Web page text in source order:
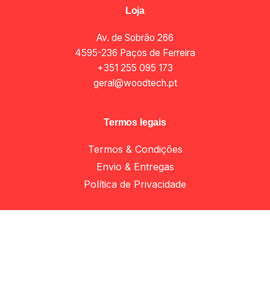
Corrediças e gavetas Add to cart
Loja
Av. de Sobrão 266
4595-236 Paços de Ferreira
+351 255 095 173
geral@woodtech.pt
Termos legais
Termos & Condições
Envio & Entregas
Política de Privacidade